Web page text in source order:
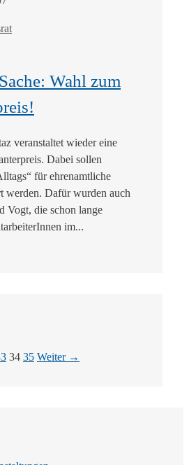
Wahl zum
veranstaltet wieder eine
Dabei sollen
für ehrenamtliche
werden. Dafür wurden auch
Vogt, die schon lange
im...
Seite
34 Seite
35 Weiter →